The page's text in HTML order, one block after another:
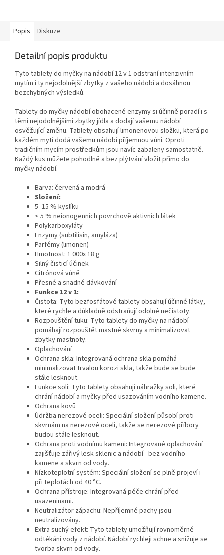
Popis Diskuze
Detailní popis produktu
Tyto tablety do myčky na nádobí 12 v 1 odstraní intenzivním
mytím i ty nejodolnější zbytky z vašeho nádobí a dosáhnou
bezchybných výsledků.
Tablety do myčky nádobí obohacené enzymy si účinně poradí i s
těmi nejodolnějšími zbytky jídla a dodají vašemu nádobí
osvěžující změnu. Tablety obsahují limonenovou složku, která po
každém mytí dodá vašemu nádobí příjemnou vůni. Oproti
tradičním mycím prostředkům jsou navíc zabaleny samostatně.
Každý kus můžete pohodlně a bez plýtvání vložit přímo do
myčky nádobí.
Barva: červená a modrá
Složení:
5–15 % kyslíku
< 5 % neionogenních povrchově aktivních látek
Polykarboxyláty
Enzymy (subtilisin, amyláza)
Parfémy (limonen)
Hmotnost: 1 000x 18 g
Silný čisticí účinek
Citrónová vůně
Přesné a snadné dávkování
Funkce 12 v 1:
Čistota: Tyto bezfosfátové tablety obsahují účinné látky,
které rychle a důkladně odstraňují odolné nečistoty.
Rozpouštění tuku: Tyto tablety do myčky na nádobí
pomáhají rozpouštět mastné skvrny a minimalizovat
zbytky mastnoty.
Oplachování
Ochrana skla: Integrovaná ochrana skla pomáhá
minimalizovat trvalou korozi skla, takže bude se bude
stále lesknout.
Funkce soli: Tyto tablety obsahují náhražky soli, které
chrání nádobí a myčky před usazováním vodního kamene.
Ochrana kovů
Údržba nerezové oceli: Speciální složení působí proti
skvrnám na nerezové oceli, takže se nerezové příbory
budou stále lesknout.
Ochrana proti vodnímu kameni: Integrované oplachování
zajišťuje zářivý lesk sklenic a nádobí - bez vodního
kamene a skvrn od vody.
Nízkoteplotní systém: Speciální složení se plně projeví i
při teplotách od 40 °C.
Ochrana přístroje: Integrovaná péče chrání před
usazeninami.
Neutralizátor zápachu: Nepříjemné pachy jsou
neutralizovány.
Extra suchý efekt: Tyto tablety umožňují rovnoměrné
odtékání vody z nádobí. Nádobí rychleji schne a snižuje se
tvorba skvrn od vody.